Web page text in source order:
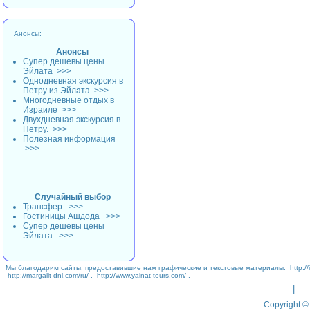
Анонсы:
Анонсы
Супер дешевы цены
Эйлата >>>
Однодневная экскурсия в
Петру из Эйлата >>>
Многодневные отдых в
Израиле >>>
Двухдневная экскурсия в
Петру. >>>
Полезная информация
>>>
Случайный выбор
Трансфер
>>>
Гостиницы Ашдода
>>>
Супер дешевы цены
Эйлата
>>>
Мы благодарим сайты, предоставившие нам графические и текстовые материалы:
http://
http://margalit-dnl.com/ru/
http://www.yalnat-tours.com/
Copyright ©